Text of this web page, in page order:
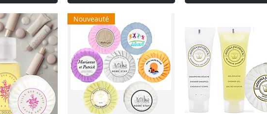
Nouveauté